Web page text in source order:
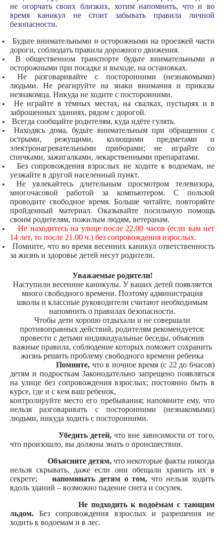
не огорчать своих близких, хотим напомнить, что и во
время каникул не стоит забывать правила личной
безопасности.
Будьте внимательными и осторожными на проезжей части
дороги, соблюдать правила дорожного движения.
В общественном транспорте будьте внимательными и
осторожными при посадке и выходе, на остановках.
Не разговаривайте с посторонними (незнакомыми)
людьми. Не реагируйте на знаки внимания и приказы
незнакомца. Никуда не ходите с посторонними.
Не играйте в тёмных местах, на свалках, пустырях и в
заброшенных зданиях, рядом с дорогой.
Всегда сообщайте родителям, куда идёте гулять.
Находясь дома, будьте внимательным при обращении с
острыми, режущими, колющими предметами и
электронагревательными приборами; не играйте со
спичками, зажигалками, лекарственными препаратами.
Без сопровождения взрослых не ходите к водоемам, не
уезжайте в другой населенный пункт.
Не увлекайтесь длительным просмотром телевизора,
многочасовой работой за компьютером. С пользой
проводите свободное время. Больше читайте, повторяйте
пройденный материал. Оказывайте посильную помощь
своим родителям, пожилым людям, ветеранам.
Не находитесь на улице после 22.00 часов (если вам нет
14 лет, то после 21.00 ч.) без сопровождения взрослых.
Помните, что во время весенних каникул ответственность
за жизнь и здоровье детей несут родители.
Уважаемые родители!
Наступили весенние каникулы. У ваших детей появляется
много свободного времени. Поэтому администрация
школы и классные руководители считают необходимым
напомнить о правилах безопасности.
Чтобы дети хорошо отдыхали и не совершали
противоправных действий, родителям рекомендуется:
провести с детьми индивидуальные беседы, объяснив
важные правила, соблюдение которых поможет сохранить
жизнь решить проблему свободного времени ребенка
Помните,что в ночное время (с 22 до 6часов)
детям и подросткам Законодательно запрещено появляться
на улице без сопровождения взрослых; постоянно быть в
курсе, где и с кем ваш ребенок,
контролируйте место его пребывания; напомните ему, что
нельзя разговаривать с посторонними (незнакомыми)
людьми, никуда ходить с посторонними.
Убедить детей,что вне зависимости от того,
что произошло, вы должны знать о происшествии.
Объясните детям, что некоторые факты никогда
нельзя скрывать, даже если они обещали хранить их в
секрете;
напоминать детям о том, что нельзя ходить
вдоль зданий – возможно падение снега и сосулек.
Не подходить к водоёмам с тающим
льдом. Без сопровождения взрослых и разрешения не
ходить к водоемам и в лес.